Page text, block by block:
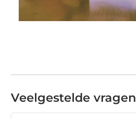
Veelgestelde vragen